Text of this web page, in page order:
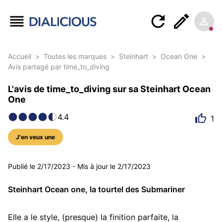
Accueil > Toutes les marques > Steinhart > Ocean One >
Avis partagé par time_to_diving
L'avis de time_to_diving sur sa Steinhart Ocean
One
4.4
J'en veux une
1
5 photos
Publié le 2/17/2023 - Mis à jour le 2/17/2023
Steinhart Ocean one, la tourtel des Submariner
Elle a le style, (presque) la finition parfaite, la